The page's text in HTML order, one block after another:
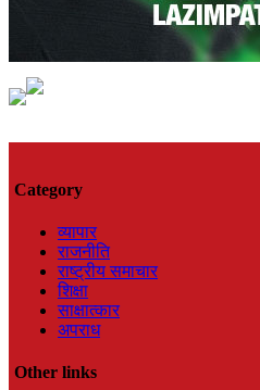
Category
व्यापार
राजनीति
राष्ट्रीय समाचार
शिक्षा
साक्षात्कार
अपराध
Other links